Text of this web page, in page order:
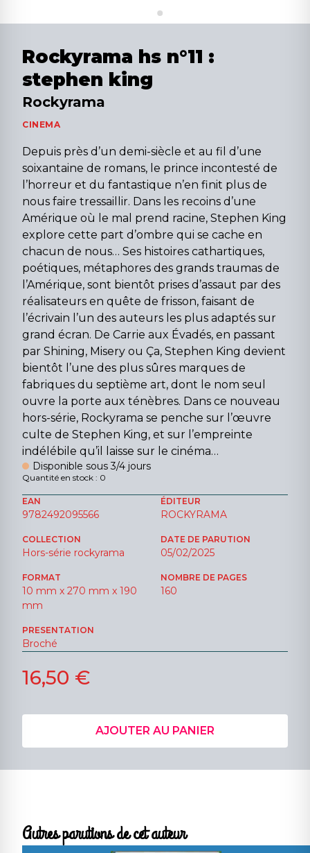
Rockyrama hs n°11 :
stephen king
Rockyrama
CINEMA
Depuis près d’un demi-siècle et au fil d’une
soixantaine de romans, le prince incontesté de
l’horreur et du fantastique n’en finit plus de
nous faire tressaillir. Dans les recoins d’une
Amérique où le mal prend racine, Stephen King
explore cette part d’ombre qui se cache en
chacun de nous… Ses histoires cathartiques,
poétiques, métaphores des grands traumas de
l’Amérique, sont bientôt prises d’assaut par des
réalisateurs en quête de frisson, faisant de
l’écrivain l’un des auteurs les plus adaptés sur
grand écran. De Carrie aux Évadés, en passant
par Shining, Misery ou Ça, Stephen King devient
bientôt l’une des plus sûres marques de
fabriques du septième art, dont le nom seul
ouvre la porte aux ténèbres. Dans ce nouveau
hors-série, Rockyrama se penche sur l’œuvre
culte de Stephen King, et sur l’empreinte
indélébile qu’il laisse sur le cinéma…
Disponible sous 3/4 jours
Quantité en stock : 0
EAN
9782492095566
ÉDITEUR
ROCKYRAMA
COLLECTION
Hors-série rockyrama
DATE DE PARUTION
05/02/2025
FORMAT
10 mm x 270 mm x 190
mm
NOMBRE DE PAGES
160
PRESENTATION
Broché
16,50 €
AJOUTER AU PANIER
Autres parutions de cet auteur